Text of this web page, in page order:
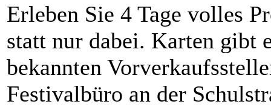
Erleben Sie 4 Tage volles
statt nur dabei. Karten gibt
bekannten
Festivalbüro an der